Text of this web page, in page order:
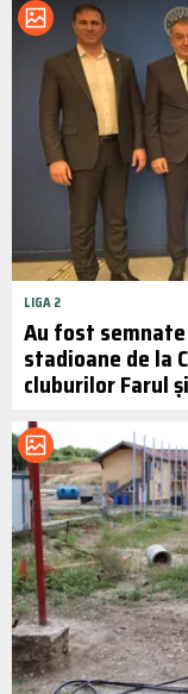
LIGA 2
Au fost
stadioane de la
cluburilor Farul